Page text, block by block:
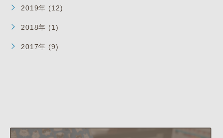
2019年 (12)
2018年 (1)
2017年 (9)